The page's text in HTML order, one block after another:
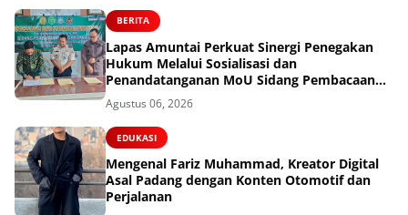
BERITA
Lapas Amuntai Perkuat Sinergi Penegakan
Hukum Melalui Sosialisasi dan
Penandatanganan MoU Sidang Pembacaan
Putusan Banding
Agustus 06, 2026
EDUKASI
Mengenal Fariz Muhammad, Kreator Digital
Asal Padang dengan Konten Otomotif dan
Perjalanan